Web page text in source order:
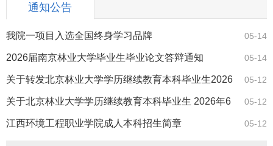
通知公告
05-14
我院一项目入选全国终身学习品牌
05-14
2026届南京林业大学毕业生毕业论文答辩通知
05-12
关于转发北京林业大学学历继续教育本科毕业生2026
年6月学位论… 05-12
关于北京林业大学学历继续教育本科毕业生 2026年6
月学位论文答… 05-12
江西环境工程职业学院成人本科招生简章